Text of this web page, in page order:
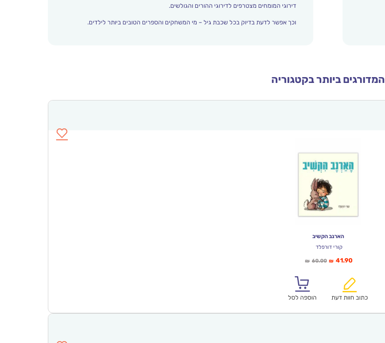
דירוגי המומחים מצטרפים לדירוגי ההורים והגולשים.
וכך אפשר לדעת בדיוק בכל שכבת גיל – מי המשחקים והספרים הטובים ביותר לילדים.
המדורגים ביותר בקטגוריה
הארנב הקשיב
קורי דורפלד
₪ 60.00המחיר
₪60.00.
₪ 41.90
הוא:
כתוב חוות דעת
הוספה לסל